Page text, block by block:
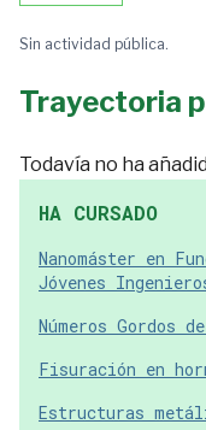
Sin actividad pública.
Trayectoria
Todavía no ha
HA CURSADO
Nanomáster en
Jóvenes
Números Gordos
Fisuración en
Estructuras